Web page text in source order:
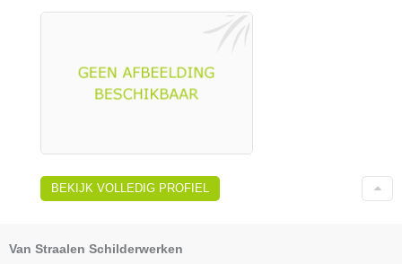
BEKIJK VOLLEDIG PROFIEL
Van Straalen Schilderwerken